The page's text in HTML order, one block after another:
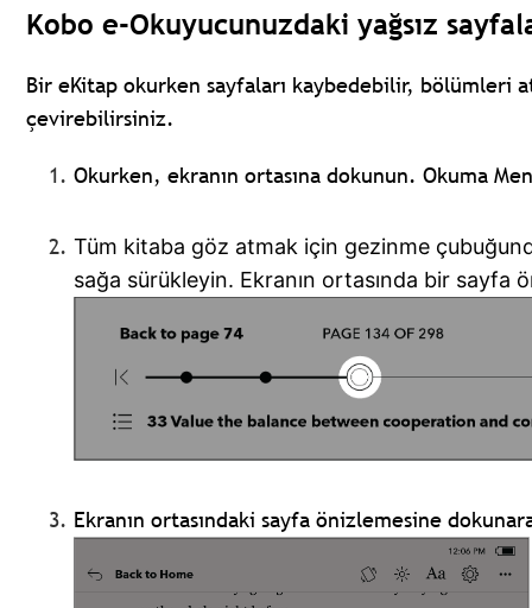
Kobo e-Okuyucunuzdaki yağsız
Bir eKitap okurken sayfaları kaybedebilir, bölümleri
çevirebilirsiniz.
Okurken, ekranın ortasına dokunun.Okuma
Tüm kitaba göz atmak için gezinme
sağa sürükleyin. Ekranın ortasında bir sayfa
Ekranın ortasındaki sayfa önizlemesine